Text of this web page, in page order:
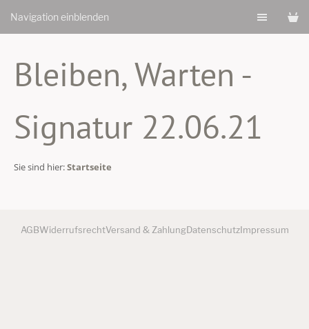
Navigation einblenden
Bleiben, Warten -
Signatur 22.06.21
Sie sind hier:Startseite
AGBWiderrufsrechtVersand & ZahlungDatenschutzImpressum